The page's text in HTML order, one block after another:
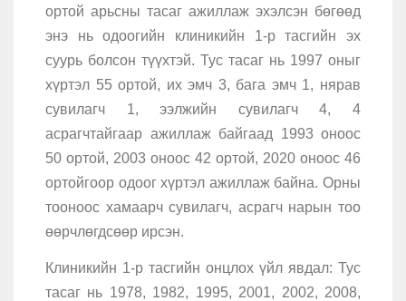
ортой арьсны тасаг ажиллаж эхэлсэн бөгөөд
энэ нь одоогийн клиникийн 1-р тасгийн эх
суурь болсон түүхтэй. Тус тасаг нь 1997 оныг
хүртэл 55 ортой, их эмч 3, бага эмч 1, нярав
сувилагч 1, ээлжийн сувилагч 4, 4
асрагчтайгаар ажиллаж байгаад 1993 оноос
50 ортой, 2003 оноос 42 ортой, 2020 оноос 46
ортойгоор одоог хүртэл ажиллаж байна. Орны
тооноос хамаарч сувилагч, асрагч нарын тоо
өөрчлөгдсөөр ирсэн.
Клиникийн 1-р тасгийн онцлох үйл явдал: Тус
тасаг нь 1978, 1982, 1995, 2001, 2002, 2008,